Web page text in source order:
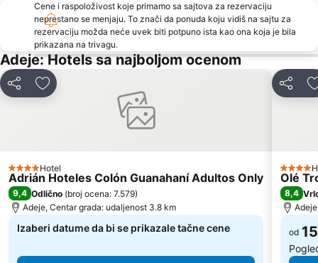
Cene i raspoloživost koje primamo sa sajtova za rezervaciju
neprestano se menjaju. To znači da ponuda koju vidiš na sajtu za
rezervaciju možda neće uvek biti potpuno ista kao ona koja je bila
prikazana na trivagu.
Adeje: Hotels sa najboljom ocenom
Deli Dodati u favorite
4 Zvezdice
Hotel
Adrián Hoteles Colón Guanahaní Adultos Only
9,4 Odlično (broj ocena: 7.579)
Adeje, Centar grada: udaljenost 3.8 km
Izaberi datume da bi se prikazale tačne cene
Deli
4
Olé
8,4
od